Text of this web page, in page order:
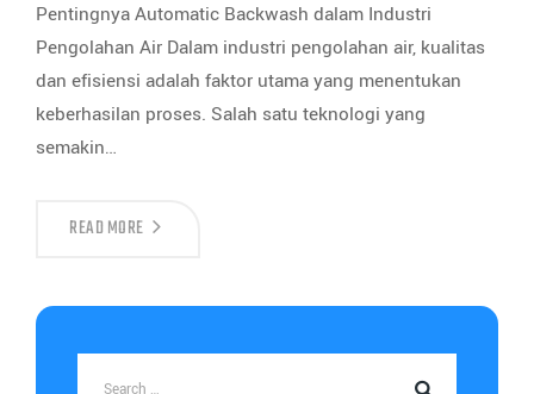
Pentingnya Automatic Backwash dalam Industri
Pengolahan Air Dalam industri pengolahan air, kualitas
dan efisiensi adalah faktor utama yang menentukan
keberhasilan proses. Salah satu teknologi yang
semakin…
READ MORE